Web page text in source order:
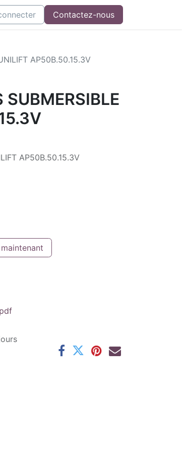
Contactez-nous
AP50B.50.15.3V
SUBMERSIBLE
AP50B.50.15.3V